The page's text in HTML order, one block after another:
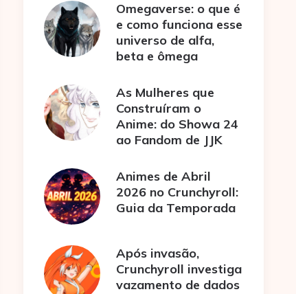
Omegaverse: o que é
e como funciona esse
universo de alfa,
beta e ômega
As Mulheres que
Construíram o
Anime: do Showa 24
ao Fandom de JJK
Animes de Abril
2026 no Crunchyroll:
Guia da Temporada
Após invasão,
Crunchyroll investiga
vazamento de dados